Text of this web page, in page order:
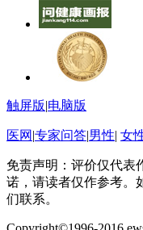
触屏版|电脑版
医网 |专家问答|男性| 女
免责声明：评价仅代表
诺，请读者仅作参考。
们联系。